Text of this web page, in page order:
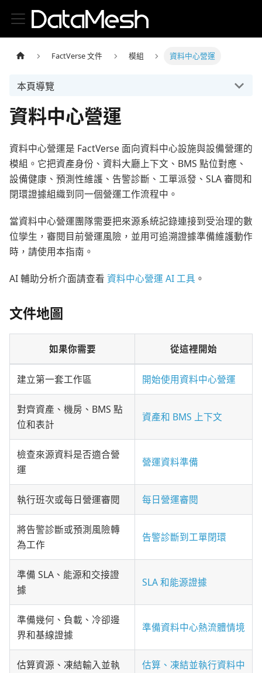
FactVerse 文件 模組 資料中心營運
本頁導覽
資料中心營運
資料中心營運是 FactVerse 面向資料中心設施與設備營運的
模組。它把資產身份、資料大廳上下文、BMS 點位對應、
設備健康、預測性維護、告警診斷、工單派發、SLA 審閱和
閉環證據組織到同一個營運工作流程中。
當資料中心營運團隊需要把來源系統記錄連接到受治理的數
位孿生，審閱目前營運風險，並用可追溯證據準備維護動作
時，請使用本指南。
AI 輔助分析介面請查看 資料中心營運 AI 工具 。
文件地圖
如果你需要 從這裡開始
建立第一套工作區 開始使用資料中心營運
對齊資產、機房、BMS 點
位和表計
資產和 BMS 上下文
檢查來源資料是否適合營
運
營運資料準備
執行班次或每日營運審閱 每日營運審閱
將告警診斷或預測風險轉
為工作
告警診斷到工單閉環
準備 SLA、能源和交接證
據
SLA 和能源證據
準備幾何、負載、冷卻邊
界和基線證據
準備資料中心熱流體情境
估算資源、凍結輸入並執
估算、凍結並執行資料中